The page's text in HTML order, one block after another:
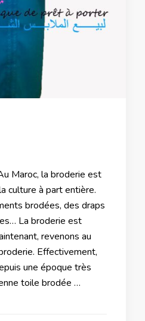
Maroc, la broderie est
culture à part entière.
brodées, des draps
La broderie est
revenons au
Effectivement,
une époque très
toile brodée …